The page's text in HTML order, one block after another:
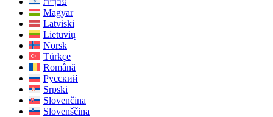
Magyar
Latviski
Lietuvių
Norsk
Türkçe
Română
Русский
Srpski
Slovenčina
Slovenščina